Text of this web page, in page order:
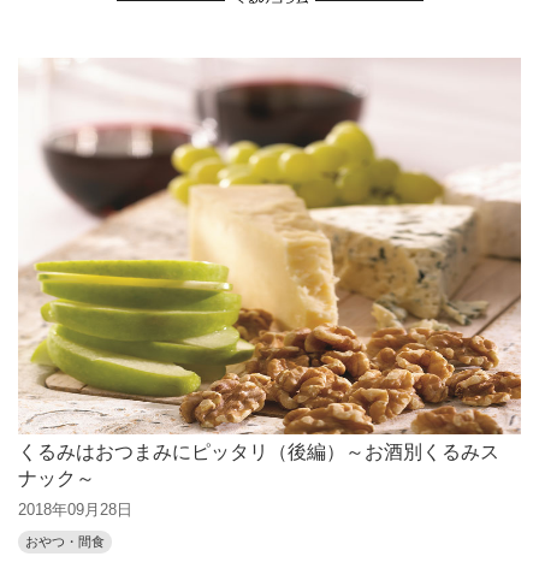
くるみはおつまみにピッタリ（後編）～お酒別くるみス
ナック～
2018年09月28日
おやつ・間食